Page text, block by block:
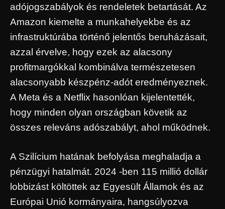
adójogszabályok és rendeletek betartását. Az
Amazon kiemelte a munkahelyekbe és az
infrastruktúrába történő jelentős beruházásait,
azzal érvelve, hogy ezek az alacsony
profitmargókkal kombinálva természetesen
alacsonyabb készpénz-adót eredményeznek.
A Meta és a Netflix hasonlóan kijelentették,
hogy minden olyan országban követik az
összes releváns adószabályt, ahol működnek.
A Szilícium hatának befolyása meghaladja a
pénzügyi hatalmát. 2024 -ben 115 millió dollár
lobbizást költöttek az Egyesült Államok és az
Európai Unió kormányaira, hangsúlyozva